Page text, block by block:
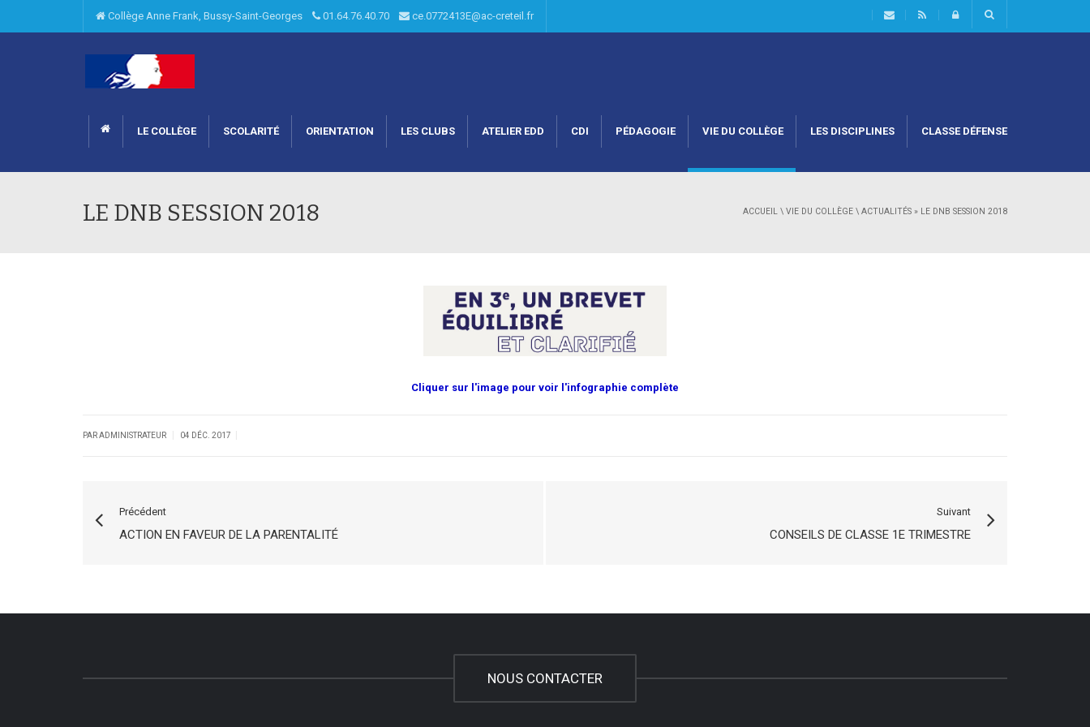
Collège Anne Frank, Bussy-Saint-Georges 01.64.76.40.70 ce.0772413E@ac-creteil.fr
LE COLLÈGE SCOLARITÉ ORIENTATION LES CLUBS ATELIER EDD CDI PÉDAGOGIE VIE DU COLLÈGE LES DISCIPLINES CLASSE DÉFENSE
LE DNB SESSION 2018 ACCUEIL \ VIE DU COLLÈGE \ ACTUALITÉS » LE DNB SESSION 2018
Cliquer sur l'image pour voir l'infographie complète
PAR ADMINISTRATEUR 04 DÉC. 2017
Précédent
ACTION EN FAVEUR DE LA PARENTALITÉ
Suivant
CONSEILS DE CLASSE 1E TRIMESTRE
NOUS CONTACTER